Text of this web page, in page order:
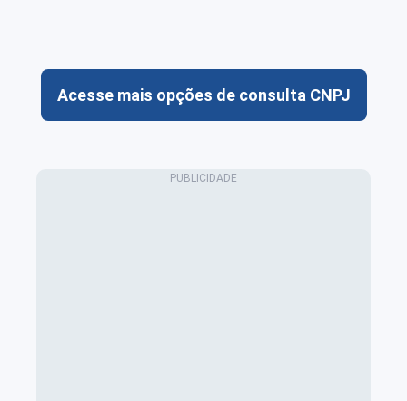
Acesse mais opções de consulta CNPJ